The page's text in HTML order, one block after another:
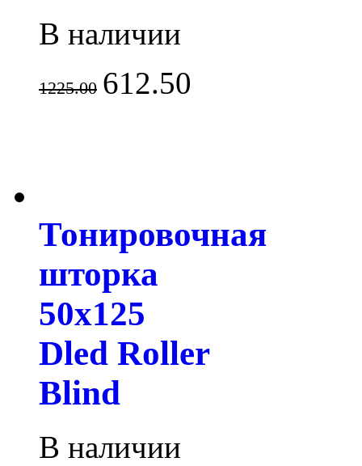
В наличии
1225.00 612.50
Тонировочная
шторка
50х125
Dled Roller
Blind
В наличии